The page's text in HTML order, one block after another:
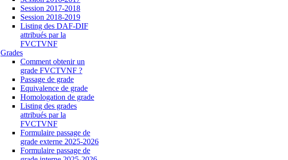
Session 2017-2018
Session 2018-2019
Listing des DAF-DIF
attribués par la
FVCTVNF
Grades
Comment obtenir un
grade FVCTVNF ?
Passage de grade
Equivalence de grade
Homologation de grade
Listing des grades
attribués par la
FVCTVNF
Formulaire passage de
grade externe 2025-2026
Formulaire passage de